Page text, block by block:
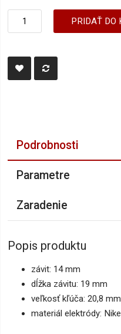
PRIDAŤ DO
Podrobnosti
Parametre
Zaradenie
Popis produktu
závit: 14 mm
dĺžka závitu: 19 mm
veľkosť kľúča: 20,8 mm
materiál elektródy: